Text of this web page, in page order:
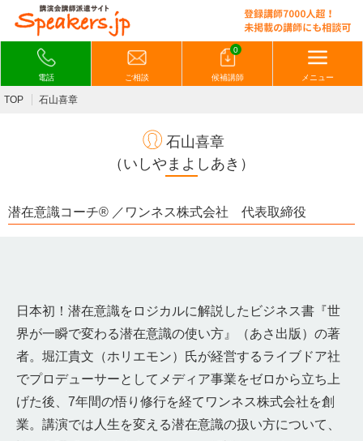
電話 ご相談
0
候補講師 メニュー
TOP 石山喜章
石山喜章
（いしやまよしあき）
潜在意識コーチ®︎ ／ワンネス株式会社 代表取締役
日本初！潜在意識をロジカルに解説したビジネス書『世
界が一瞬で変わる潜在意識の使い方』（あさ出版）の著
者。堀江貴文（ホリエモン）氏が経営するライブドア社
でプロデューサーとしてメディア事業をゼロから立ち上
げた後、7年間の悟り修行を経てワンネス株式会社を創
業。講演では人生を変える潜在意識の扱い方について、